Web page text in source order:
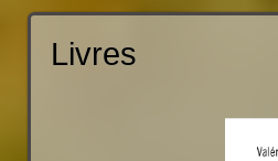
Livres